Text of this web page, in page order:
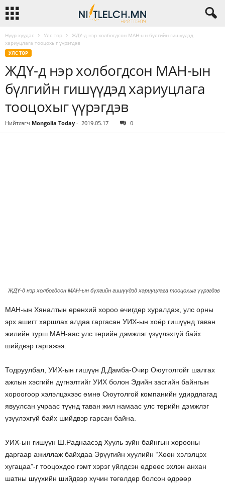
Нүүр хуудас Улс төр
ЖДҮ-д нэр холбогдсон МАН-ын бүлгийн гишүүдэд
хариуцлага тооцохыг үүрэгдэв
УЛС ТӨР
ЖДҮ-д нэр холбогдсон МАН-ын
бүлгийн гишүүдэд хариуцлага
тооцохыг үүрэгдэв
Нийтлэгч Mongolia Today - 2019.05.17 0
ЖДҮ-д нэр холбогдсон МАН-ын бүлгийн гишүүдэд хариуцлага тооцохыг үүрэгдэв
МАН-ын Хяналтын ерөнхий хороо өчигдөр хуралдаж, улс орны
эрх ашигт харшлах алдаа гаргасан УИХ-ын хоёр гишүүнд таван
жилийн турш МАН-аас улс төрийн дэмжлэг үзүүлэхгүй байх
шийдвэр гаргажээ.
Тодруулбал, УИХ-ын гишүүн Д.Дамба-Очир Оюутолгойг шалгах
ажлын хэсгийн дүгнэлтийг УИХ болон Эдийн засгийн байнгын
хороогоор хэлэлцэхээс өмнө Оюутолгой компанийн удирдлагад
явуулсан учраас түүнд таван жил намаас улс төрийн дэмжлэг
үзүүлэхгүй байх шийдвэр гарсан байна.
УИХ-ын гишүүн Ш.Раднаасэд Хууль зүйн байнгын хорооны
даргаар ажиллаж байхдаа Эрүүгийн хуулийн “Хөөн хэлэлцэх
хугацаа”-г тооцохдоо гэмт хэрэг үйлдсэн өдрөөс эхлэн анхан
шатны шүүхийн шийдвэр хүчин төгөлдөр болсон өдрөөр